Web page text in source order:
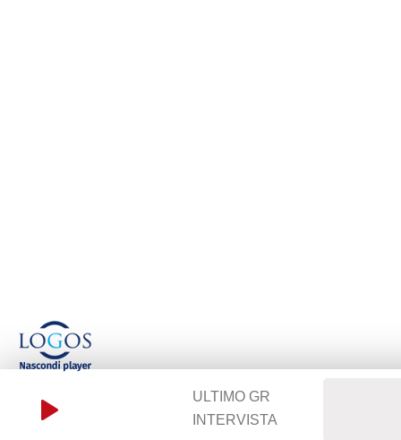
ULTIMO GR
INTERVISTA